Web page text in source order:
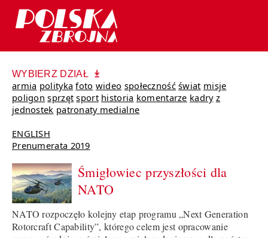
WYBIERZ DZIAŁ
armia polityka foto wideo społeczność świat misje
poligon sprzęt sport historia komentarze kadry z
jednostek patronaty medialne
ENGLISH
Prenumerata 2019
Śmigłowiec przyszłości dla
NATO
NATO rozpoczęło kolejny etap programu „Next Generation
Rotorcraft Capability”, którego celem jest opracowanie